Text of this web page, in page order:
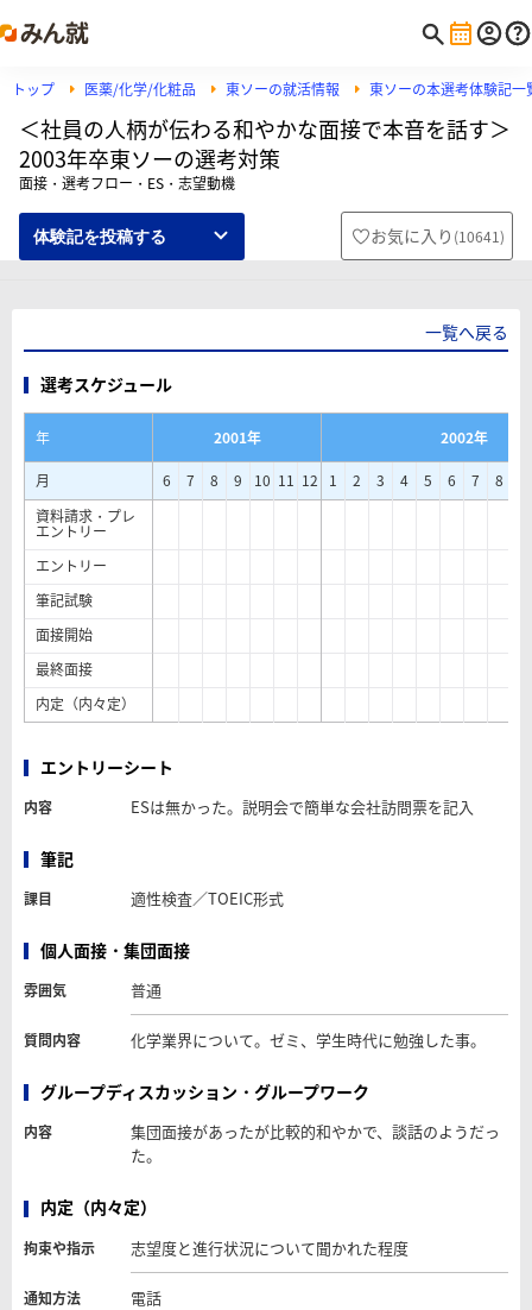
トップ 医薬/化学/化粧品 東ソーの就活情報 東ソーの本選考体験記一
＜社員の人柄が伝わる和やかな面接で本音を話す＞
2003年卒東ソーの選考対策
面接・選考フロー・ES・志望動機
体験記を投稿する お気に入り (10641)
一覧へ戻る
選考スケジュール
年 2001年
2002年
月
6 7 8 9 10 11 12 1 2 3 4 5 6 7 8
資料請求・プレ
エントリー
エントリー
筆記試験
面接開始
最終面接
内定（内々定）
エントリーシート
内容 ESは無かった。説明会で簡単な会社訪問票を記入
筆記
課目 適性検査／TOEIC形式
個人面接・集団面接
雰囲気 普通
質問内容 化学業界について。ゼミ、学生時代に勉強した事。
グループディスカッション・グループワーク
内容
集団面接があったが比較的和やかで、談話のようだっ
た。
内定（内々定）
拘束や指示 志望度と進行状況について聞かれた程度
通知方法 電話